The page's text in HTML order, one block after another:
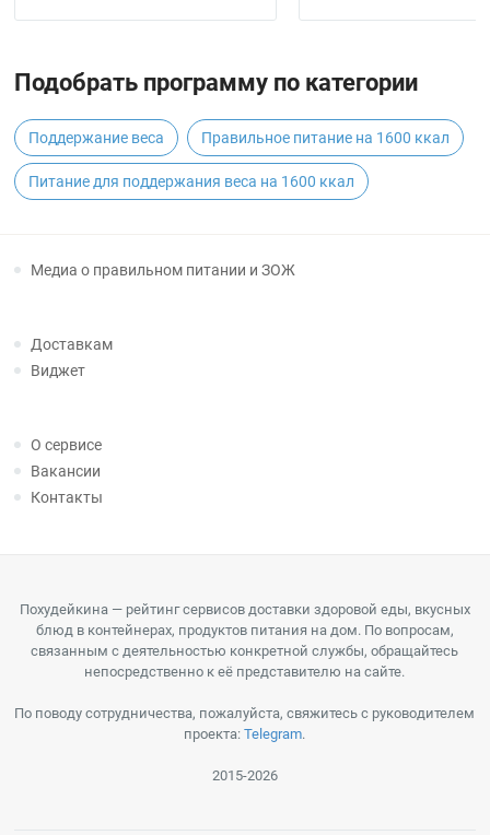
Подобрать программу по категории
Поддержание веса Правильное питание на 1600 ккал
Питание для поддержания веса на 1600 ккал
Медиа о правильном питании и ЗОЖ
Доставкам
Виджет
О сервисе
Вакансии
Контакты
Похудейкина — рейтинг сервисов доставки здоровой еды, вкусных
блюд в контейнерах, продуктов питания на дом. По вопросам,
связанным с деятельностью конкретной службы, обращайтесь
непосредственно к её представителю на сайте.
По поводу сотрудничества, пожалуйста, свяжитесь с руководителем
проекта:Telegram.
2015-2026